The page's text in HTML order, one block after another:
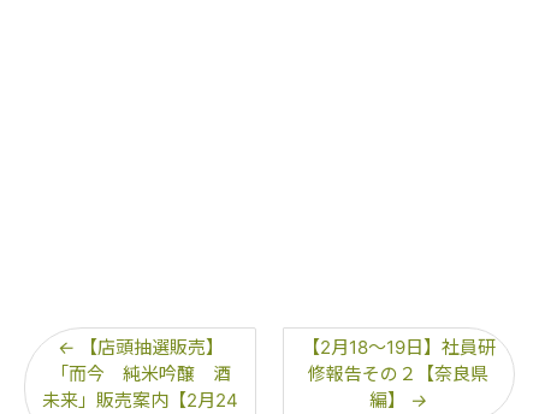
← 【店頭抽選販売】
「而今 純米吟醸 酒
未来」販売案内【2月24
【2月18～19日】社員研
修報告その２【奈良県
編】 →